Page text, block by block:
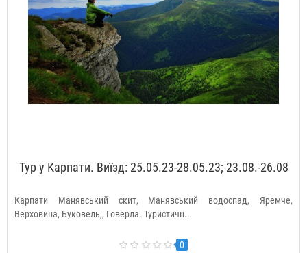
Тур у Карпати. Виїзд: 25.05.23-28.05.23; 23.08.-26.08
Карпати Манявський скит, Манявський водоспад, Яремче,
Верховина, Буковель,, Говерла. Туристичн..
0